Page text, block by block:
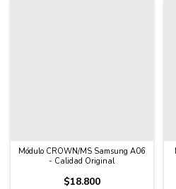
Módulo CROWN/MS Samsung A06
- Calidad Original
$18.800